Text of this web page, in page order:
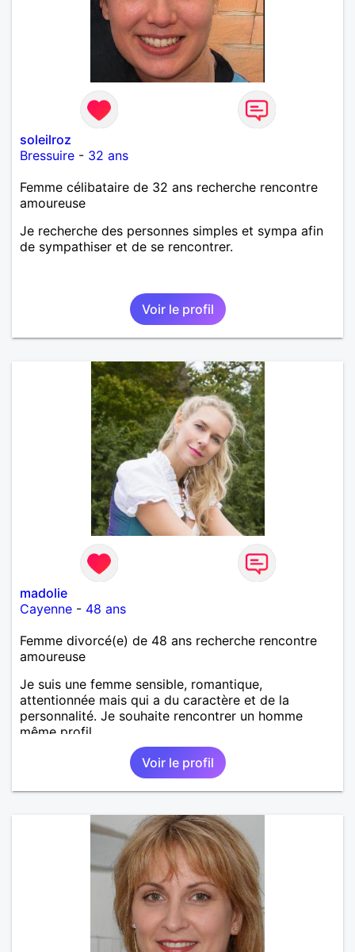
soleilroz
Bressuire - 32 ans
Femme célibataire de 32 ans recherche rencontre
amoureuse
Je recherche des personnes simples et sympa afin
de sympathiser et de se rencontrer.
Voir le profil
madolie
Cayenne - 48 ans
Femme divorcé(e) de 48 ans recherche rencontre
amoureuse
Je suis une femme sensible, romantique,
attentionnée mais qui a du caractère et de la
personnalité. Je souhaite rencontrer un homme
même profil.
Voir le profil